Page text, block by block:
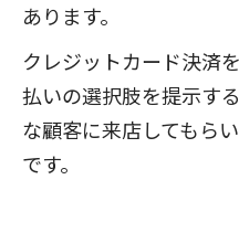
あります。
クレジットカード決済
払いの選択肢を提示す
な顧客に来店してもら
です。